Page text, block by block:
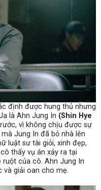
định được hung thủ nhưng
là Ahn Jung In (Shin Hye
vì không chịu được sự
Jung In đã bỏ nhà lên
luật sư tài giỏi, xinh đẹp,
thấy vụ án xảy ra tại
ruột của cô. Ahn Jung In
giải oan cho mẹ.